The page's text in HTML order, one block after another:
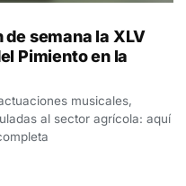
semana la XLV
Pimiento en la
musicales,
al sector agrícola: aquí